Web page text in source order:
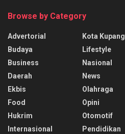
Browse by Category
Advertorial
Budaya
Business
Daerah
Ekbis
Food
Hukrim
Internasional
Kota Kupang
Lifestyle
Nasional
News
Olahraga
Opini
Otomotif
Pendidikan